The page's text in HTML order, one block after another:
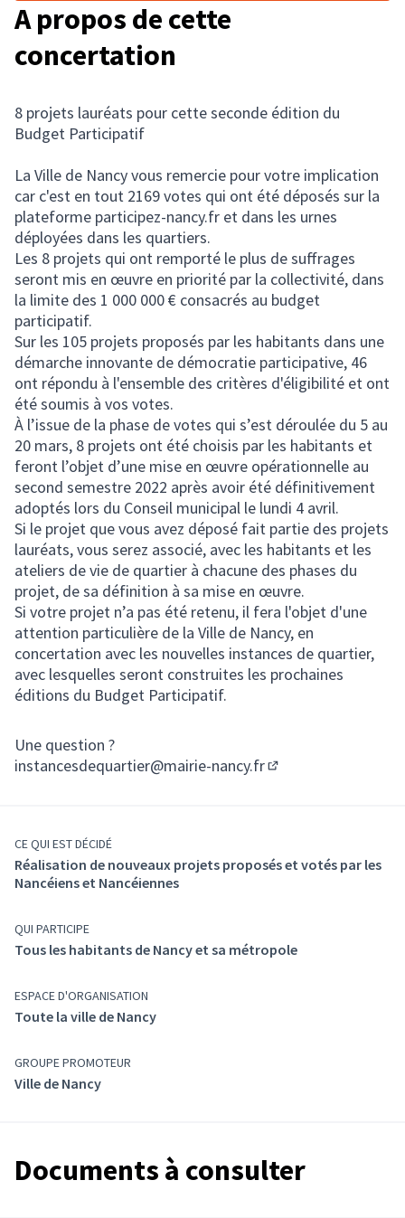
A propos de cette
concertation
8 projets lauréats pour cette seconde édition du
Budget Participatif
La Ville de Nancy vous remercie pour votre implication
car c'est en tout 2169 votes qui ont été déposés sur la
plateforme participez-nancy.fr et dans les urnes
déployées dans les quartiers.
Les 8 projets qui ont remporté le plus de suffrages
seront mis en œuvre en priorité par la collectivité, dans
la limite des 1 000 000 € consacrés au budget
participatif.
Sur les 105 projets proposés par les habitants dans une
démarche innovante de démocratie participative, 46
ont répondu à l'ensemble des critères d'éligibilité et ont
été soumis à vos votes.
À l’issue de la phase de votes qui s’est déroulée du 5 au
20 mars, 8 projets ont été choisis par les habitants et
feront l’objet d’une mise en œuvre opérationnelle au
second semestre 2022 après avoir été définitivement
adoptés lors du Conseil municipal le lundi 4 avril.
Si le projet que vous avez déposé fait partie des projets
lauréats, vous serez associé, avec les habitants et les
ateliers de vie de quartier à chacune des phases du
projet, de sa définition à sa mise en œuvre.
Si votre projet n’a pas été retenu, il fera l'objet d'une
attention particulière de la Ville de Nancy, en
concertation avec les nouvelles instances de quartier,
avec lesquelles seront construites les prochaines
éditions du Budget Participatif.
Une question ?
instancesdequartier@mairie-nancy.fr
CE QUI EST DÉCIDÉ
Réalisation de nouveaux projets proposés et votés par les
Nancéiens et Nancéiennes
QUI PARTICIPE
Tous les habitants de Nancy et sa métropole
ESPACE D'ORGANISATION
Toute la ville de Nancy
GROUPE PROMOTEUR
Ville de Nancy
Documents à consulter